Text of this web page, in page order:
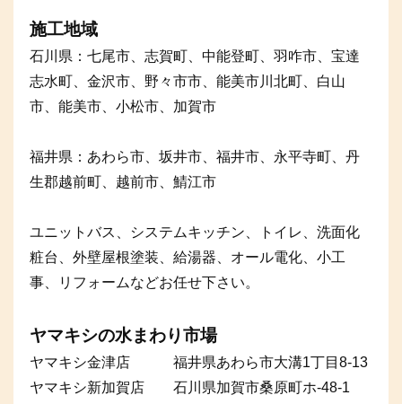
施工地域
石川県：七尾市、志賀町、中能登町、羽咋市、宝達
志水町、金沢市、野々市市、能美市川北町、白山
市、能美市、小松市、加賀市
福井県：あわら市、坂井市、福井市、永平寺町、丹
生郡越前町、越前市、鯖江市
ユニットバス、システムキッチン、トイレ、洗面化
粧台、外壁屋根塗装、給湯器、オール電化、小工
事、リフォームなどお任せ下さい。
ヤマキシの水まわり市場
ヤマキシ金津店 福井県あわら市大溝1丁目8-13
ヤマキシ新加賀店 石川県加賀市桑原町ホ-48-1